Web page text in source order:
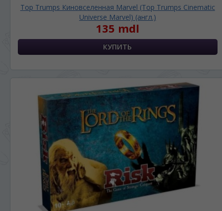
Top Trumps Киновселенная Marvel (Top Trumps Cinematic
Universe Marvel) (англ.)
135 mdl